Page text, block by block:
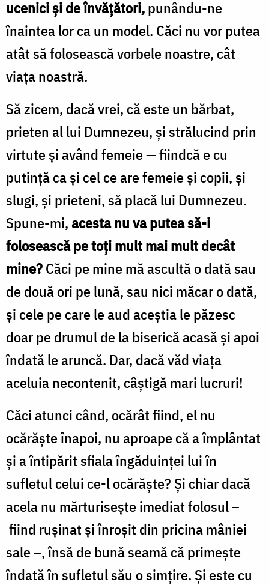
ucenici şi de învăţători,punându-ne
înaintea lor ca un model. Căci nu vor putea
atât să folosească vorbele noastre, cât
viaţa noastră.
Să zicem, dacă vrei, că este un bărbat,
prieten al lui Dumnezeu, şi strălucind prin
virtute şi având femeie — fiindcă e cu
putinţă ca şi cel ce are femeie şi copii, şi
slugi, şi prieteni, să placă lui Dumnezeu.
Spune-mi,acesta nu va putea să-i
folosească pe toţi mult mai mult decât
mine?Căci pe mine mă ascultă o dată sau
de două ori pe lună, sau nici măcar o dată,
şi cele pe care le aud aceștia le păzesc
doar pe drumul de la biserică acasă şi apoi
îndată le aruncă. Dar, dacă văd viaţa
aceluia necontenit, câştigă mari lucruri!
Căci atunci când, ocărât fiind, el nu
ocărăşte înapoi, nu aproape că a împlântat
şi a întipărit sfiala îngăduinţei lui în
sufletul celui ce-l ocărăşte? Şi chiar dacă
acela nu mărturiseşte imediat folosul –
fiind ruşinat şi înroşit din pricina mâniei
sale –, însă de bună seamă că primeşte
îndată în sufletul său o simţire. Şi este cu